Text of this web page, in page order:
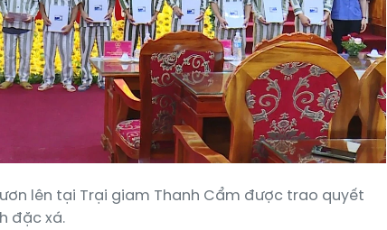
lên tại Trại giam Thanh Cẩm được trao quyết
đặc xá.